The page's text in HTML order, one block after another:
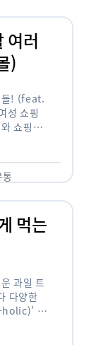
여러
)
들! (feat.
성 쇼핑
쇼핑몰
통
먹는
과일 트
다양한
트